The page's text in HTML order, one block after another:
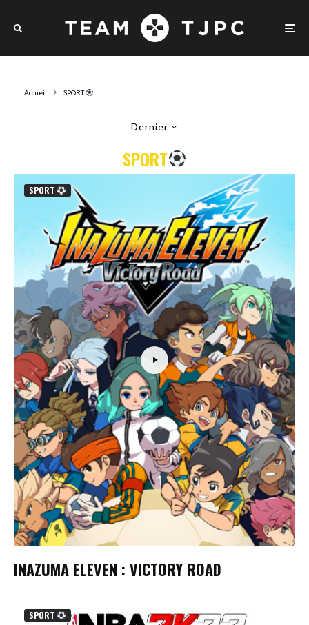
Accueil SPORT
Dernier
SPORT
SPORT
INAZUMA ELEVEN : VICTORY ROAD
SPORT